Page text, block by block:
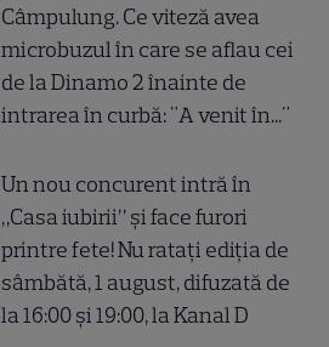
Câmpulung. Ce viteză avea
microbuzul în care se aflau cei
de la Dinamo 2 înainte de
intrarea în curbă: "A venit în..."
Un nou concurent intră în
„Casa iubirii” și face furori
printre fete! Nu ratați ediția de
sâmbătă, 1 august, difuzată de
la 16:00 și 19:00, la Kanal D